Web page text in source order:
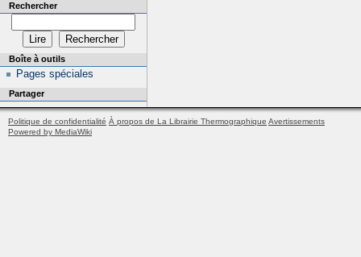
Rechercher
Boîte à outils
Pages spéciales
Partager
Politique de confidentialité À propos de La Librairie Thermographique Avertissements
Powered by MediaWiki